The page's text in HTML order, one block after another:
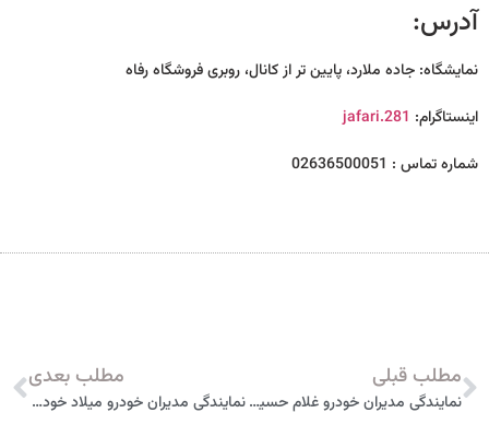
آدرس:
نمایشگاه: جاده ملارد، پایین تر از کانال، روبری فروشگاه رفاه
اینستا‌گرام:jafari.281
شماره تماس : 02636500051
مطلب قبلی
نمایندگی مدیران خودرو غلام حسینی کد 313 اردبیل
مطلب بعدی
نمایندگی مدیران خودرو میلاد خودرو البرز(شعبه2) کد 299 ماهدشت کرج